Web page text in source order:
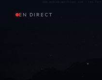
EN DIRECT